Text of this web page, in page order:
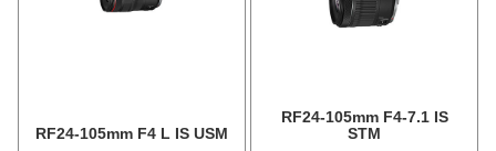
RF24-105mm F4 L IS USM
RF24-105mm F4-7.1 IS
STM